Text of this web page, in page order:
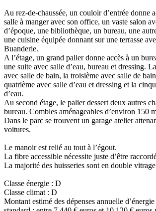
Au rez-de-chaussée, un couloir d’entrée donne
salle à manger avec son office, un vaste salon
d’époque, une bibliothèque, un bureau, une
une cuisine équipée donnant sur une terrasse
Buanderie.
A l’étage, un grand palier donne accès à un
une suite avec salle d’eau, bureau et dressing.
avec salle de bain, la troisième avec salle de
quatrième avec salle d’eau et dressing et la
d’eau.
Au second étage, le palier dessert deux autres
bureau. Combles aménageables d’environ 150
Dans le parc se trouvent un garage atelier
voitures.
Le manoir est relié au tout à l’égout.
La fibre accessible nécessite juste d’être
La majorité des huisseries sont en double
Classe énergie : D
Classe climat : D
Montant estimé des dépenses annuelle